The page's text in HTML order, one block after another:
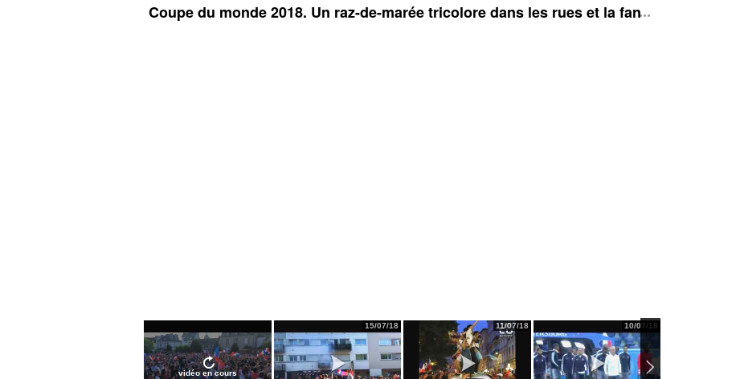
Coupe du monde 2018. Un raz-de-marée tricolore dans les rues et la fan zone
vidéo en cours
15/07/18 11/07/18 10/07/18